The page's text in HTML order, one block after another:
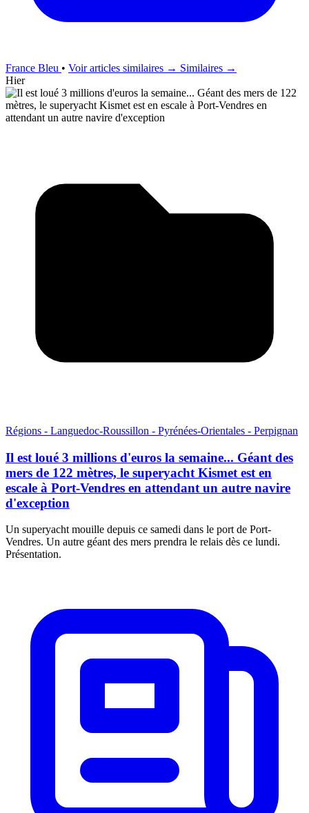
France Bleu • Voir articles similaires → Similaires →
Hier
Régions - Languedoc-Roussillon - Pyrénées-Orientales - Perpignan
Il est loué 3 millions d'euros la semaine... Géant des
mers de 122 mètres, le superyacht Kismet est en
escale à Port-Vendres en attendant un autre navire
d'exception
Un superyacht mouille depuis ce samedi dans le port de Port-
Vendres. Un autre géant des mers prendra le relais dès ce lundi.
Présentation.